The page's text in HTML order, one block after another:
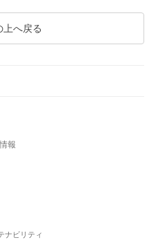
上へ戻る
報
ナビリティ